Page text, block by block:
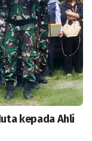
kepada Ahli